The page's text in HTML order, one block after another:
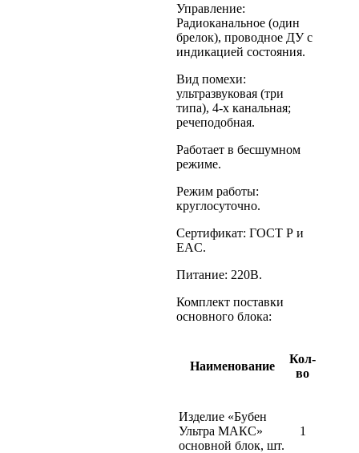
Управление:
Радиоканальное (один
брелок), проводное ДУ с
индикацией состояния.
Вид помехи:
ультразвуковая (три
типа), 4-х канальная;
речеподобная.
Работает в бесшумном
режиме.
Режим работы:
круглосуточно.
Сертификат: ГОСТ Р и
EAC.
Питание: 220В.
Комплект поставки
основного блока:
Наименование
Кол-
во
Изделие «Бубен
Ультра МАКС»
основной блок, шт.
1